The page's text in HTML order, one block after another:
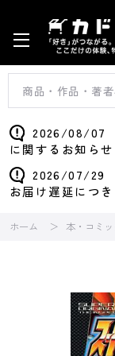
2026/08/07
に関するお知らせ
2026/07/29
お届け遅延につ
ホーム 本・コミ